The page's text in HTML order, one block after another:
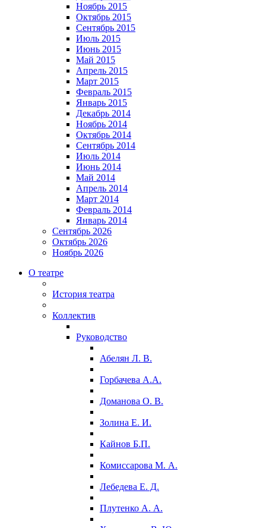
Ноябрь 2015
Октябрь 2015
Сентябрь 2015
Июль 2015
Июнь 2015
Май 2015
Апрель 2015
Март 2015
Февраль 2015
Январь 2015
Декабрь 2014
Ноябрь 2014
Октябрь 2014
Сентябрь 2014
Июль 2014
Июнь 2014
Май 2014
Апрель 2014
Март 2014
Февраль 2014
Январь 2014
Сентябрь 2026
Октябрь 2026
Ноябрь 2026
О театре
История театра
Коллектив
Руководство
Абелян Л. В.
Горбачева А.А.
Доманова О. В.
Золина Е. И.
Кайнов Б.П.
Комиссарова М. А.
Лебедева Е. Д.
Плутенко А. А.